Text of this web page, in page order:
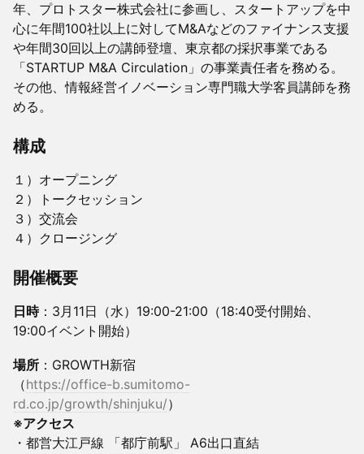
年、プロトスター株式会社に参画し、スタートアップを中
心に年間100社以上に対してM&Aなどのファイナンス支援
や年間30回以上の講師登壇、東京都の採択事業である
「STARTUP M&A Circulation」の事業責任者を務める。
その他、情報経営イノベーション専門職大学客員講師を務
める。
構成
１）オープニング
２）トークセッション
３）交流会
４）クロージング
開催概要
日時：3月11日（水）19:00-21:00（18:40受付開始、
19:00イベント開始）
場所 ：GROWTH新宿
（https://office-b.sumitomo-
rd.co.jp/growth/shinjuku/）
※アクセス
・都営大江戸線 「都庁前駅」 A6出口直結